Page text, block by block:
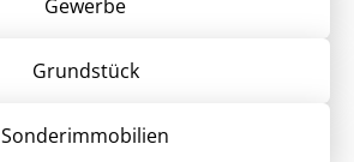
Gewerbe
Grund­stück
Sonder­immobilien